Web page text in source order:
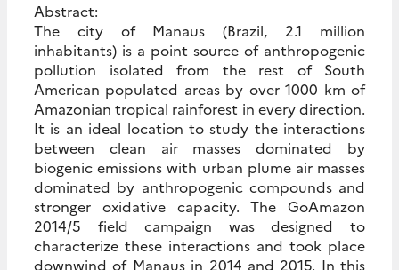
Abstract:
The city of Manaus (Brazil, 2.1 million
inhabitants) is a point source of anthropogenic
pollution isolated from the rest of South
American populated areas by over 1000 km of
Amazonian tropical rainforest in every direction.
It is an ideal location to study the interactions
between clean air masses dominated by
biogenic emissions with urban plume air masses
dominated by anthropogenic compounds and
stronger oxidative capacity. The GoAmazon
2014/5 field campaign was designed to
characterize these interactions and took place
downwind of Manaus in 2014 and 2015. In this